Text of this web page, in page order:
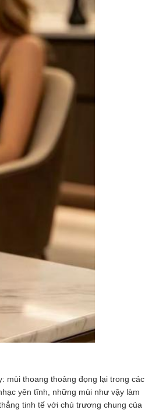
mùi thoang thoảng đọng lại trong các
yên tĩnh, những mùi như vậy làm
tinh tế với chủ trương chung của